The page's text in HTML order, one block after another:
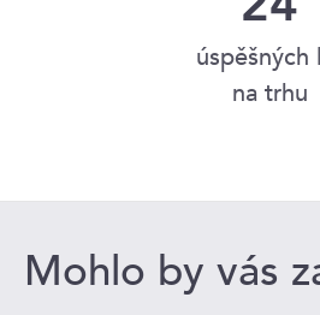
úspěšných
na trhu
Mohlo by vás